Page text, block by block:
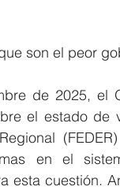
son el peor
de 2025, el
el estado de
en el
esta cuestión.